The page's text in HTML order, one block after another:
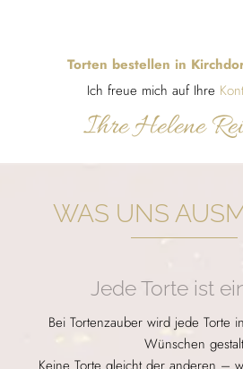
Torten bestellen in
Ich freue mich auf Ihre
Ihre Helene
WAS UNS
Jede Torte ist
Bei Tortenzauber wird jede Torte
Wünschen